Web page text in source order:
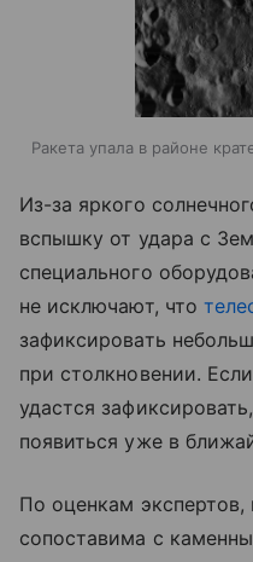
Ракета упала в районе
Из-за яркого
вспышку от удара с
специального
не исключают, что
зафиксировать
при столкновении.
удастся
появиться уже в
По оценкам экспертов,
сопоставима с